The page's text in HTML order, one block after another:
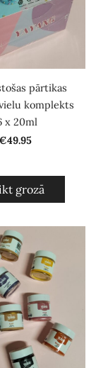
pārtikas
komplekts
x 20ml
grozā